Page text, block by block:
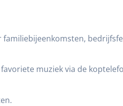
muziek via de